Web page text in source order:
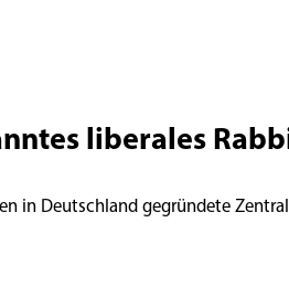
liberales
in Deutschland gegründete